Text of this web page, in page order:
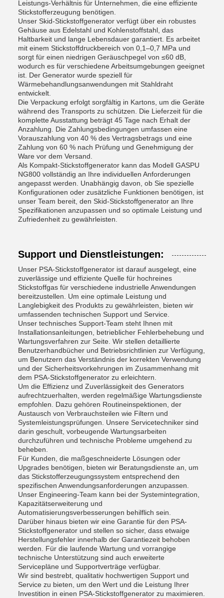
Leistungs-Verhältnis für Unternehmen, die eine effiziente
Stickstofferzeugung benötigen.
Unser Skid-Stickstoffgenerator verfügt über ein robustes
Gehäuse aus Edelstahl und Kohlenstoffstahl, das
Haltbarkeit und lange Lebensdauer garantiert. Es arbeitet
mit einem Stickstoffdruckbereich von 0,1–0,7 MPa und
sorgt für einen niedrigen Geräuschpegel von ≤60 dB,
wodurch es für verschiedene Arbeitsumgebungen geeignet
ist. Der Generator wurde speziell für
Wärmebehandlungsanwendungen mit Stahldraht
entwickelt.
Die Verpackung erfolgt sorgfältig in Kartons, um die Geräte
während des Transports zu schützen. Die Lieferzeit für die
komplette Ausstattung beträgt 45 Tage nach Erhalt der
Anzahlung. Die Zahlungsbedingungen umfassen eine
Vorauszahlung von 40 % des Vertragsbetrags und eine
Zahlung von 60 % nach Prüfung und Genehmigung der
Ware vor dem Versand.
Als Kompakt-Stickstoffgenerator kann das Modell GASPU
NG800 vollständig an Ihre individuellen Anforderungen
angepasst werden. Unabhängig davon, ob Sie spezielle
Konfigurationen oder zusätzliche Funktionen benötigen, ist
unser Team bereit, den Skid-Stickstoffgenerator an Ihre
Spezifikationen anzupassen und so optimale Leistung und
Zufriedenheit zu gewährleisten.
Support und Dienstleistungen:
Unser PSA-Stickstoffgenerator ist darauf ausgelegt, eine
zuverlässige und effiziente Quelle für hochreines
Stickstoffgas für verschiedene industrielle Anwendungen
bereitzustellen. Um eine optimale Leistung und
Langlebigkeit des Produkts zu gewährleisten, bieten wir
umfassenden technischen Support und Service.
Unser technisches Support-Team steht Ihnen mit
Installationsanleitungen, betrieblicher Fehlerbehebung und
Wartungsverfahren zur Seite. Wir stellen detaillierte
Benutzerhandbücher und Betriebsrichtlinien zur Verfügung,
um Benutzern das Verständnis der korrekten Verwendung
und der Sicherheitsvorkehrungen im Zusammenhang mit
dem PSA-Stickstoffgenerator zu erleichtern.
Um die Effizienz und Zuverlässigkeit des Generators
aufrechtzuerhalten, werden regelmäßige Wartungsdienste
empfohlen. Dazu gehören Routineinspektionen, der
Austausch von Verbrauchsteilen wie Filtern und
Systemleistungsprüfungen. Unsere Servicetechniker sind
darin geschult, vorbeugende Wartungsarbeiten
durchzuführen und technische Probleme umgehend zu
beheben.
Für Kunden, die maßgeschneiderte Lösungen oder
Upgrades benötigen, bieten wir Beratungsdienste an, um
das Stickstofferzeugungssystem entsprechend den
spezifischen Anwendungsanforderungen anzupassen.
Unser Engineering-Team kann bei der Systemintegration,
Kapazitätserweiterung und
Automatisierungsverbesserungen behilflich sein.
Darüber hinaus bieten wir eine Garantie für den PSA-
Stickstoffgenerator und stellen so sicher, dass etwaige
Herstellungsfehler innerhalb der Garantiezeit behoben
werden. Für die laufende Wartung und vorrangige
technische Unterstützung sind auch erweiterte
Servicepläne und Supportverträge verfügbar.
Wir sind bestrebt, qualitativ hochwertigen Support und
Service zu bieten, um den Wert und die Leistung Ihrer
Investition in einen PSA-Stickstoffgenerator zu maximieren.